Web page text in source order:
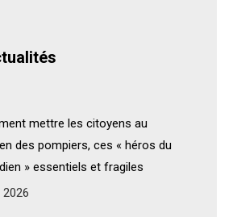
mettre les citoyens au
des pompiers, ces « héros du
» essentiels et fragiles
2026